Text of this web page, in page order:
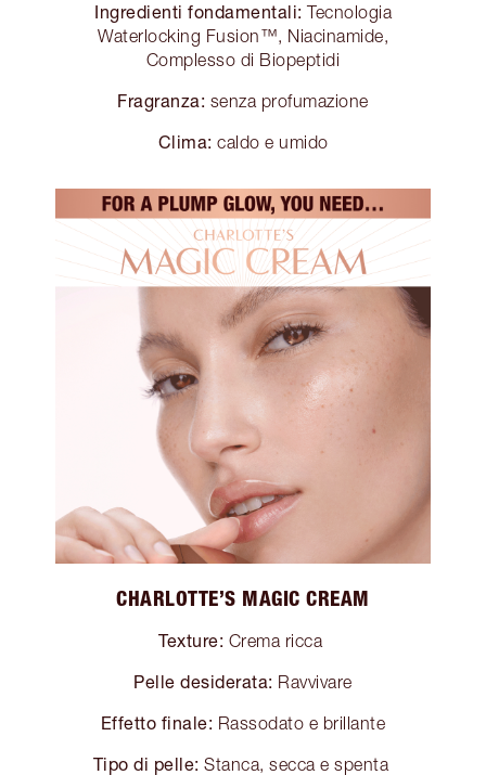
Ingredienti fondamentali: Tecnologia
Waterlocking Fusion™, Niacinamide,
Complesso di Biopeptidi
Fragranza: senza profumazione
Clima: caldo e umido
CHARLOTTE’S MAGIC CREAM
Texture: Crema ricca
Pelle desiderata: Ravvivare
Effetto finale: Rassodato e brillante
Tipo di pelle: Stanca, secca e spenta